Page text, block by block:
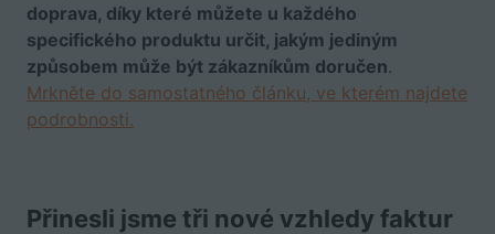
doprava, díky které můžete u každého
specifického produktu určit, jakým jediným
způsobem může být zákazníkům doručen.
Mrkněte do samostatného článku, ve kterém najdete
podrobnosti.
Přinesli jsme tři nové vzhledy faktur